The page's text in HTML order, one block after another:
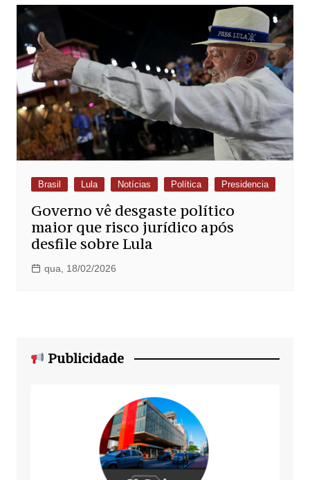
Brasil Lula Notícias Política Presidencia
Governo vê desgaste político
maior que risco jurídico após
desfile sobre Lula
qua, 18/02/2026
Publicidade